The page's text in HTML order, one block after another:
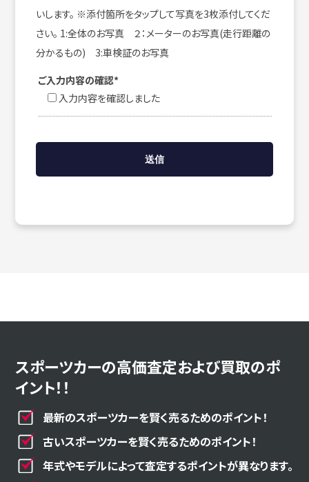
いします。 ※添付箇所をタップして写真を3枚添付してくだ
さい。 1:全体のお写真 ２：メーターのお写真(走行距離の
分かるもの) 3:車検証のお写真
ご入力内容の確認*
入力内容を確認しました
スポーツカーの高価査定および買取のポ
イント！！
最新のスポーツカーを賢く売るためのポイント！
古いスポーツカーを賢く売るためのポイント！
年式やモデルによって査定するポイントが異なります。